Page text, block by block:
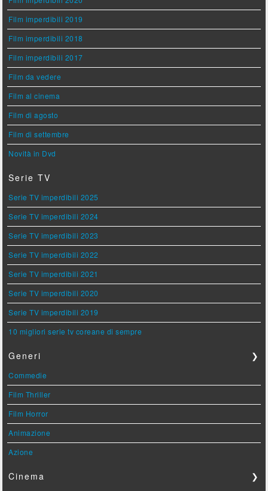
Film imperdibili 2019
Film imperdibili 2018
Film imperdibili 2017
Film da vedere
Film al cinema
Film di agosto
Film di settembre
Novità in Dvd
Serie TV
Serie TV imperdibili 2025
Serie TV imperdibili 2024
Serie TV imperdibili 2023
Serie TV imperdibili 2022
Serie TV imperdibili 2021
Serie TV imperdibili 2020
Serie TV imperdibili 2019
10 migliori serie tv coreane di sempre
Generi ❯
Commedie
Film Thriller
Film Horror
Animazione
Azione
Cinema ❯